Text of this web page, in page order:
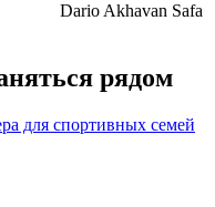
Dario Akhavan Safa
рядом
для спортивных семей